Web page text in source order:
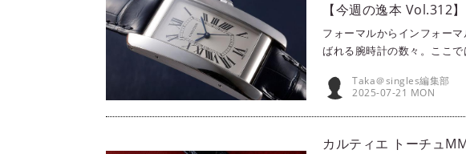
【今週の逸本 Vol.312】
フォーマルからインフォー
ばれる腕時計の数々。ここ
なおひとりさまの腕を飾る
ルティエのタンクコレクシ
アメリカンMM』をご紹介
タンク アメリカンMM』
Taka＠singles編集部
2025-07-21 MON
カルティエ トーチュ